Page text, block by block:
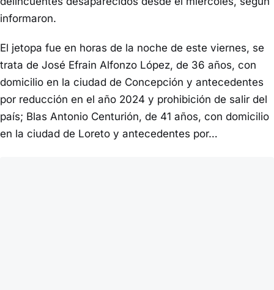
informaron.
El jetopa fue en horas de la noche de este viernes, se
trata de José Efrain Alfonzo López, de 36 años, con
domicilio en la ciudad de Concepción y antecedentes
por reducción en el año 2024 y prohibición de salir del
país; Blas Antonio Centurión, de 41 años, con domicilio
en la ciudad de Loreto y antecedentes por…